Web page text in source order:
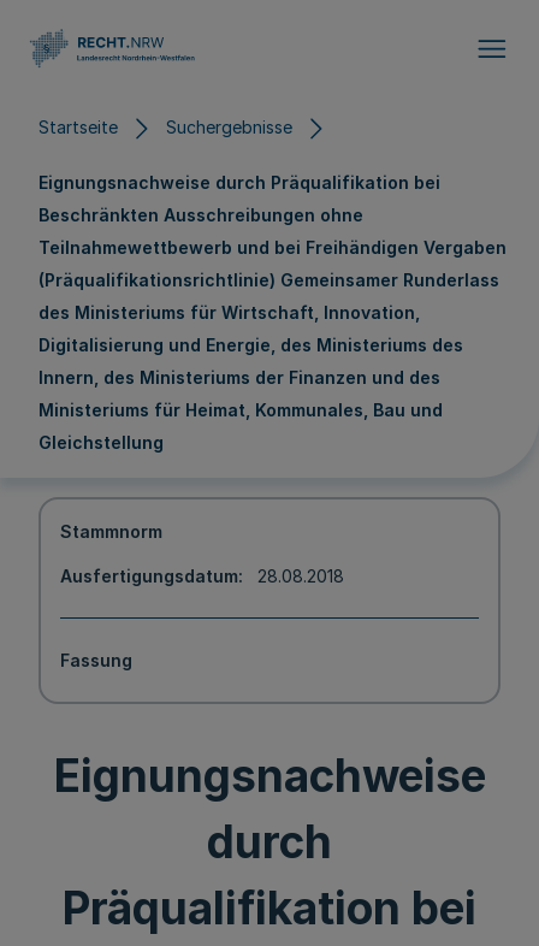
Startseite Suchergebnisse
Eignungsnachweise durch Präqualifikation bei
Beschränkten Ausschreibungen ohne
Teilnahmewettbewerb und bei Freihändigen Vergaben
(Präqualifikationsrichtlinie) Gemeinsamer Runderlass
des Ministeriums für Wirtschaft, Innovation,
Digitalisierung und Energie, des Ministeriums des
Innern, des Ministeriums der Finanzen und des
Ministeriums für Heimat, Kommunales, Bau und
Gleichstellung
Stammnorm
Ausfertigungsdatum 28.08.2018
Fassung
Eignungsnachweise
durch
Präqualifikation bei